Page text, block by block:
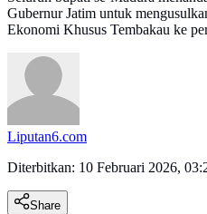
Gubernur Jatim untuk
Ekonomi Khusus Tembakau ke
Liputan6.com
Diterbitkan: 10 Februari 2026,
Share